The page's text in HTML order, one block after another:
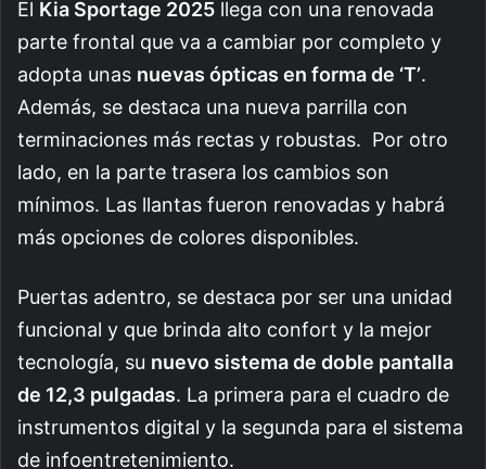
El Kia Sportage 2025 llega con una renovada
parte frontal que va a cambiar por completo y
adopta unas nuevas ópticas en forma de ‘T’.
Además, se destaca una nueva parrilla con
terminaciones más rectas y robustas. Por otro
lado, en la parte trasera los cambios son
mínimos. Las llantas fueron renovadas y habrá
más opciones de colores disponibles.
Puertas adentro, se destaca por ser una unidad
funcional y que brinda alto confort y la mejor
tecnología, su nuevo sistema de doble pantalla
de 12,3 pulgadas. La primera para el cuadro de
instrumentos digital y la segunda para el sistema
de infoentretenimiento.